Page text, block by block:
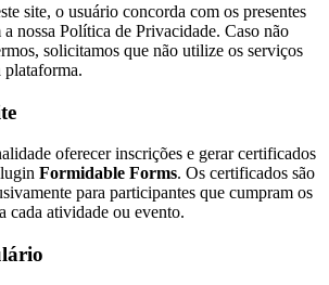
site, o usuário concorda com os presentes
nossa Política de Privacidade. Caso não
solicitamos que não utilize os serviços
plataforma.
oferecer inscrições e gerar certificados
Formidable Forms. Os certificados são
para participantes que cumpram os
cada atividade ou evento.